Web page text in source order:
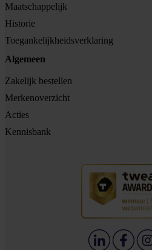
Maatschappelijk
Historie
Toegankelijkheidsverklaring
Algemeen
Zakelijk bestellen
Merkenoverzicht
Acties
Kennisbank